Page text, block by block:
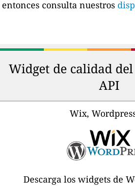
entonces consulta nuestros
Widget de calidad
API
Wix,
Descarga los widgets de